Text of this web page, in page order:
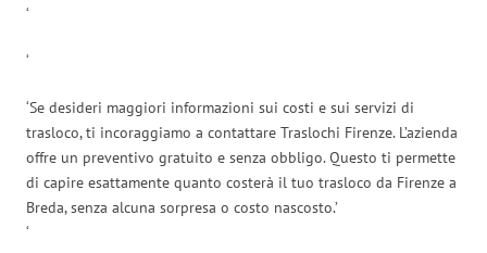
‘
‘
‘Se desideri maggiori informazioni sui costi e sui servizi di
trasloco, ti incoraggiamo a contattare Traslochi Firenze. L’azienda
offre un preventivo gratuito e senza obbligo. Questo ti permette
di capire esattamente quanto costerà il tuo trasloco da Firenze a
Breda, senza alcuna sorpresa o costo nascosto.’
‘